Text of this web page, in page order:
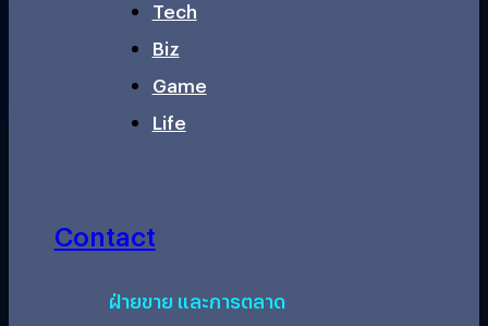
Tech
Biz
Game
Life
Contact
ฝ่ายขาย และการตลาด